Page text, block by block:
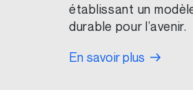
établissant un
durable pour l’avenir.
En savoir plus